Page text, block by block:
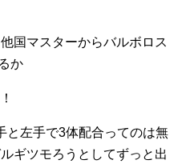
国マスターからバルボロス
か
と左手で3体配合ってのは無
ギツモろうとしてずっと出